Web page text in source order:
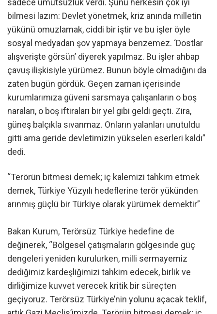
sadece umutsuzluk verdi. Şunu herkesin çok iyi
bilmesi lazım: Devlet yönetmek, kriz anında milletin
yükünü omuzlamak, ciddi bir iştir ve bu işler öyle
sosyal medyadan şov yapmaya benzemez. ‘Dostlar
alışverişte görsün’ diyerek yapılmaz. Bu işler ahbap
çavuş ilişkisiyle yürümez. Bunun böyle olmadığını da
zaten bugün gördük. Geçen zaman içerisinde
kurumlarımıza güveni sarsmaya çalışanların o boş
naraları, o boş iftiraları bir yel gibi geldi geçti. Zira,
güneş balçıkla sıvanmaz. Onların yalanları unutuldu
gitti ama geride devletimizin yükselen eserleri kaldı”
dedi.
“Terörün bitmesi demek; iç kalemizi tahkim etmek
demek, Türkiye Yüzyılı hedeflerine terör yükünden
arınmış güçlü bir Türkiye olarak yürümek demektir”
Bakan Kurum, Terörsüz Türkiye hedefine de
değinerek, “Bölgesel çatışmaların gölgesinde güç
dengeleri yeniden kurulurken, milli sermayemiz
dediğimiz kardeşliğimizi tahkim edecek, birlik ve
dirliğimize kuvvet verecek kritik bir süreçten
geçiyoruz. Terörsüz Türkiye’nin yolunu açacak teklif,